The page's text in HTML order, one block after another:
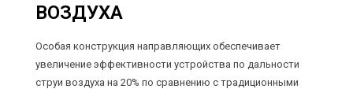
ВОЗДУХА
Особая конструкция направляющих обеспечивает
увеличение эффективности устройства по дальности
струи воздуха на 20% по сравнению с традиционными